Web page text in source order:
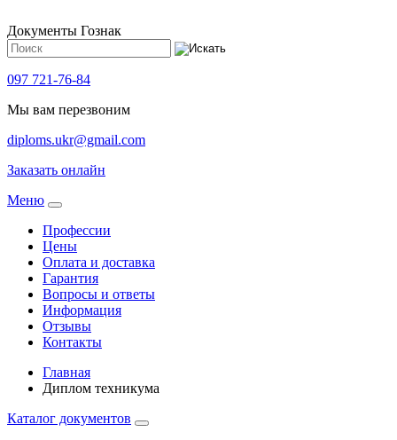
Документы Гознак
097 721-76-84
Мы вам перезвоним
diploms.ukr@gmail.com
Заказать онлайн
Meню
Профессии
Цены
Оплата и доставка
Гарантия
Вопросы и ответы
Информация
Отзывы
Контакты
Главная
Диплом техникума
Каталог документов